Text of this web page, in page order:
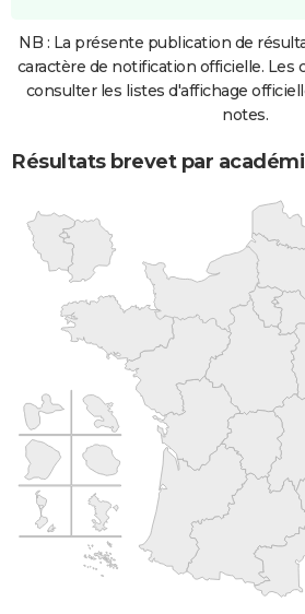
NB : La présente publication de
caractère de notification officielle. Les
consulter les listes d'affichage
notes.
Résultats brevet par